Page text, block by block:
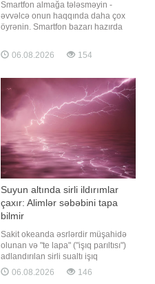
Smartfon almağa tələsməyin -
əvvəlcə onun haqqında daha çox
öyrənin. Smartfon bazarı hazırda
büdcəyə uyğun "işçi atlar"dan
tutmuş ağır oyunları daşıya bilən
Lakin hər bir model sizin pulunuza
layiq deyil. Bəziləri artıq yeniləm
06.08.2026 154
Suyun altında sirli ildırımlar
çaxır: Alimlər səbəbini tapa
bilmir
Sakit okeanda əsrlərdir müşahidə
olunan və "te lapa" ("işıq parıltısı")
adlandırılan sirli sualtı işıq
saçmaları alimlər üçün hələ də
açılmamış təbiət hadisələrindən biri
06.08.2026 146